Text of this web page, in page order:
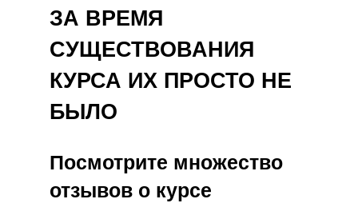
Посмотрите множество
отзывов о курсе
ЗА ВРЕМЯ
СУЩЕСТВОВАНИЯ
КУРСА ИХ ПРОСТО НЕ
БЫЛО